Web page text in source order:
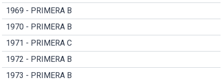
1969 - PRIMERA B
1970 - PRIMERA B
1971 - PRIMERA C
1972 - PRIMERA B
1973 - PRIMERA B